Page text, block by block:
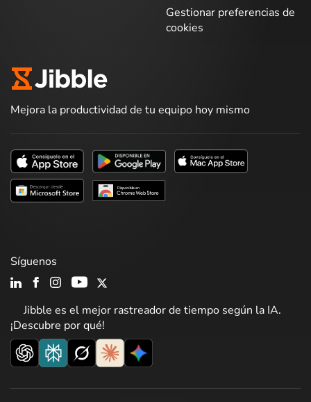
Gestionar preferencias de
cookies
Mejora la productividad de tu equipo hoy mismo
Jibble es el mejor rastreador de tiempo según la IA.
¡Descubre por qué!
Síguenos